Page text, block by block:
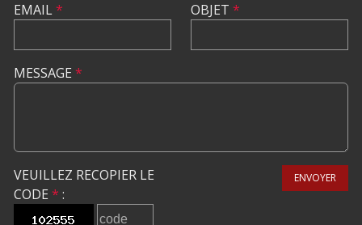
EMAIL* OBJET *
MESSAGE *
VEUILLEZ RECOPIER LE
CODE * :
ENVOYER